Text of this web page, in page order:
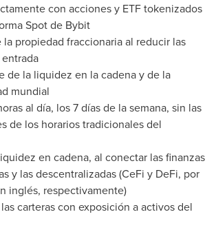
con acciones y ETF tokenizados
Spot de Bybit
la propiedad fraccionaria al reducir las
de la liquidez en la cadena y de la
mundial
al día, los 7 días de la semana, sin las
de los horarios tradicionales del
en cadena, al conectar las finanzas
y las descentralizadas (CeFi y DeFi, por
inglés, respectivamente)
carteras con exposición a activos del